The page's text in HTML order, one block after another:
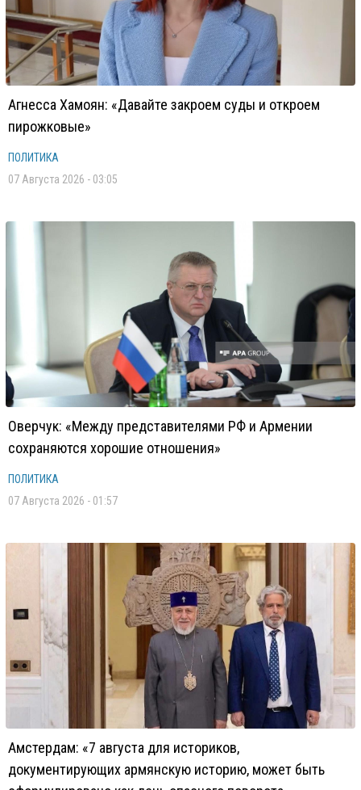
Агнесса Хамоян: «Давайте закроем суды и откроем
пирожковые»
ПОЛИТИКА
07 Августа 2026 - 03:05
Оверчук: «Между представителями РФ и Армении
сохраняются хорошие отношения»
ПОЛИТИКА
07 Августа 2026 - 01:57
Амстердам: «7 августа для историков,
документирующих армянскую историю, может быть